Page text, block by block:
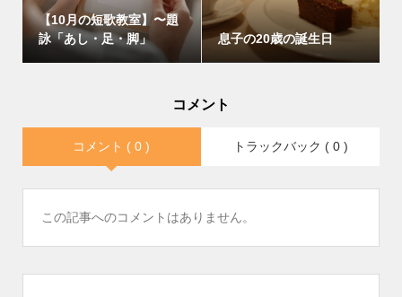
【10月の短歌教室】〜題
詠「あし・足・脚」
息子の20歳の誕生日
コメント
コメント ( 0 ) トラックバック ( 0 )
この記事へのコメントはありません。